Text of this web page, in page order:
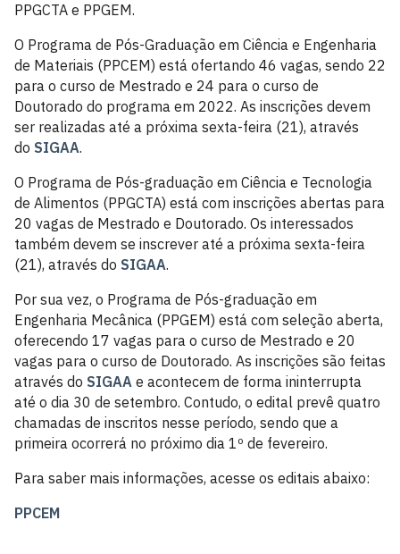
PPGCTA e PPGEM.
O Programa de Pós-Graduação em Ciência e Engenharia
de Materiais (PPCEM) está ofertando 46 vagas, sendo 22
para o curso de Mestrado e 24 para o curso de
Doutorado do programa em 2022. As inscrições devem
ser realizadas até a próxima sexta-feira (21), através
do SIGAA.
O Programa de Pós-graduação em Ciência e Tecnologia
de Alimentos (PPGCTA) está com inscrições abertas para
20 vagas de Mestrado e Doutorado. Os interessados
também devem se inscrever até a próxima sexta-feira
(21), através do SIGAA.
Por sua vez, o Programa de Pós-graduação em
Engenharia Mecânica (PPGEM) está com seleção aberta,
oferecendo 17 vagas para o curso de Mestrado e 20
vagas para o curso de Doutorado. As inscrições são feitas
através do SIGAA e acontecem de forma ininterrupta
até o dia 30 de setembro. Contudo, o edital prevê quatro
chamadas de inscritos nesse período, sendo que a
primeira ocorrerá no próximo dia 1º de fevereiro.
Para saber mais informações, acesse os editais abaixo:
PPCEM